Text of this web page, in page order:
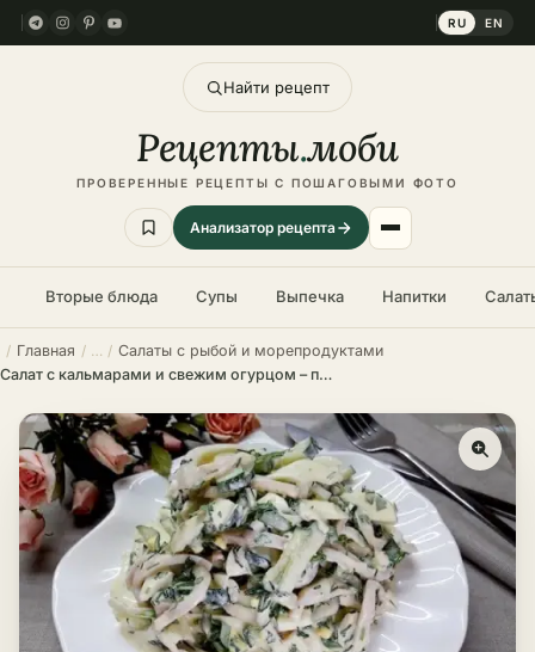
RU EN
Найти рецепт
Рецепты.моби
ПРОВЕРЕННЫЕ РЕЦЕПТЫ С ПОШАГОВЫМИ ФОТО
Анализатор рецепта
Вторые блюда Супы Выпечка Напитки
Главная
Салаты с рыбой и морепродуктами
Салат с кальмарами и свежим огурцом – пошаговый рецепт